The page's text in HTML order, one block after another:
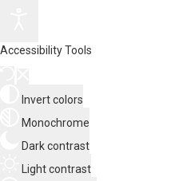
Accessibility Tools
Invert colors
Monochrome
Dark contrast
Light contrast